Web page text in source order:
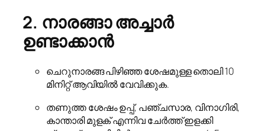
2. നാരങ്ങാ അച്ചാർ
ഉണ്ടാക്കാൻ
ചെറുനാരങ്ങ പിഴിഞ്ഞ ശേഷമുള്ള തൊലി 10
മിനിറ്റ് ആവിയിൽ വേവിക്കുക.
തണുത്ത ശേഷം ഉപ്പ്, പഞ്ചസാര, വിനാഗിരി,
കാന്താരി മുളക് എന്നിവ ചേർത്ത് ഇളക്കി